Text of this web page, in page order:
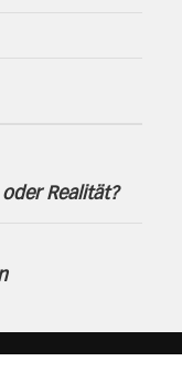
Realität?